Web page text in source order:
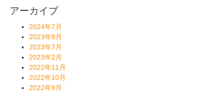
アーカイブ
2024年7月
2023年9月
2023年7月
2023年2月
2022年11月
2022年10月
2022年9月